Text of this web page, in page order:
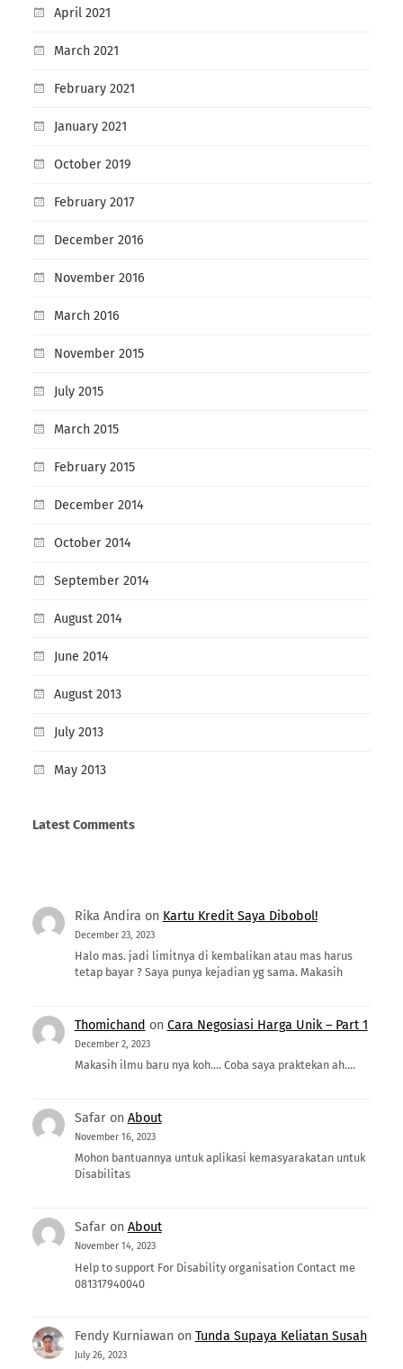
April 2021
March 2021
February 2021
January 2021
October 2019
February 2017
December 2016
November 2016
March 2016
November 2015
July 2015
March 2015
February 2015
December 2014
October 2014
September 2014
August 2014
June 2014
August 2013
July 2013
May 2013
Latest Comments
Rika Andira on Kartu Kredit Saya Dibobol!
December 23, 2023
Halo mas. jadi limitnya di kembalikan atau mas harus
tetap bayar ? Saya punya kejadian yg sama. Makasih
Thomichand on Cara Negosiasi Harga Unik – Part 1
December 2, 2023
Makasih ilmu baru nya koh.... Coba saya praktekan ah....
Safaron About
November 16, 2023
Mohon bantuannya untuk aplikasi kemasyarakatan untuk
Disabilitas
Safaron About
November 14, 2023
Help to support For Disability organisation Contact me
081317940040
Fendy Kurniawanon Tunda Supaya Keliatan Susah
July 26, 2023